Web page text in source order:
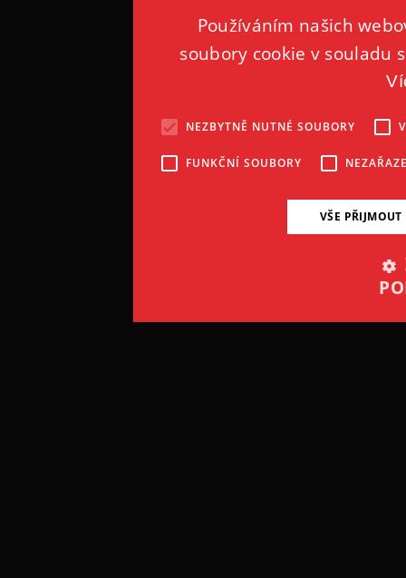
Používáním našich
soubory cookie v souladu
NEZBYTNĚ NUTNÉ SOUBORY
FUNKČNÍ SOUBORY
VŠE PŘIJMOUT